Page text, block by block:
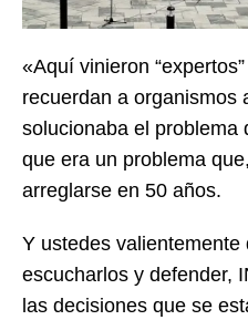
«Aquí vinieron
recuerdan a organismos
solucionaba el problema
que era un problema
arreglarse en 50 años.
Y ustedes valientemente
escucharlos y defender,
las decisiones que se